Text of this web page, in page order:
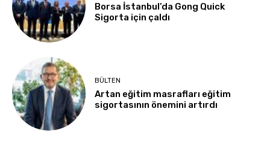
Borsa İstanbul’da Gong Quick
Sigorta için çaldı
BÜLTEN
Artan eğitim masrafları eğitim
sigortasının önemini artırdı